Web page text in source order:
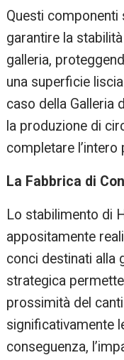
Questi
garantire la
galleria,
una superficie
caso della Galleria
la produzione di
completare l’intero
La Fabbrica di
Lo stabilimento di
appositamente
conci destinati alla
strategica
prossimità del
significativamente
conseguenza,